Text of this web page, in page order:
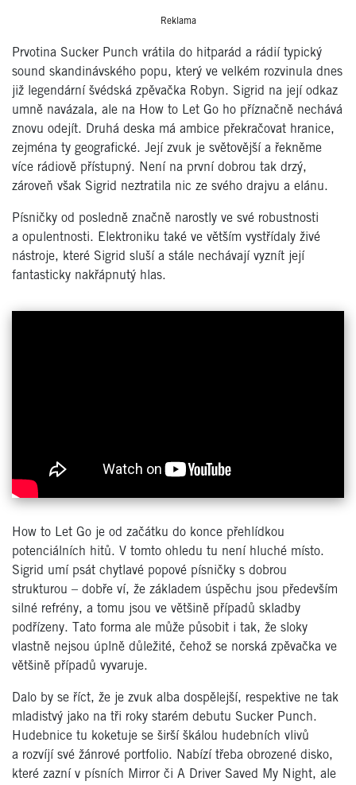
Reklama
Prvotina Sucker Punch vrátila do hitparád a rádií typický
sound skandinávského popu, který ve velkém rozvinula dnes
již legendární švédská zpěvačka Robyn. Sigrid na její odkaz
umně navázala, ale na How to Let Go ho příznačně nechává
znovu odejít. Druhá deska má ambice překračovat hranice,
zejména ty geografické. Její zvuk je světovější a řekněme
více rádiově přístupný. Není na první dobrou tak drzý,
zároveň však Sigrid neztratila nic ze svého drajvu a elánu.
Písničky od posledně značně narostly ve své robustnosti
a opulentnosti. Elektroniku také ve větším vystřídaly živé
nástroje, které Sigrid sluší a stále nechávají vyznít její
fantasticky nakřápnutý hlas.
How to Let Go je od začátku do konce přehlídkou
potenciálních hitů. V tomto ohledu tu není hluché místo.
Sigrid umí psát chytlavé popové písničky s dobrou
strukturou – dobře ví, že základem úspěchu jsou především
silné refrény, a tomu jsou ve většině případů skladby
podřízeny. Tato forma ale může působit i tak, že sloky
vlastně nejsou úplně důležité, čehož se norská zpěvačka ve
většině případů vyvaruje.
Dalo by se říct, že je zvuk alba dospělejší, respektive ne tak
mladistvý jako na tři roky starém debutu Sucker Punch.
Hudebnice tu koketuje se širší škálou hudebních vlivů
a rozvíjí své žánrové portfolio. Nabízí třeba obrozené disko,
které zazní v písních Mirror či A Driver Saved My Night, ale